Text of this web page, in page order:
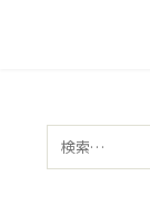
検
索: